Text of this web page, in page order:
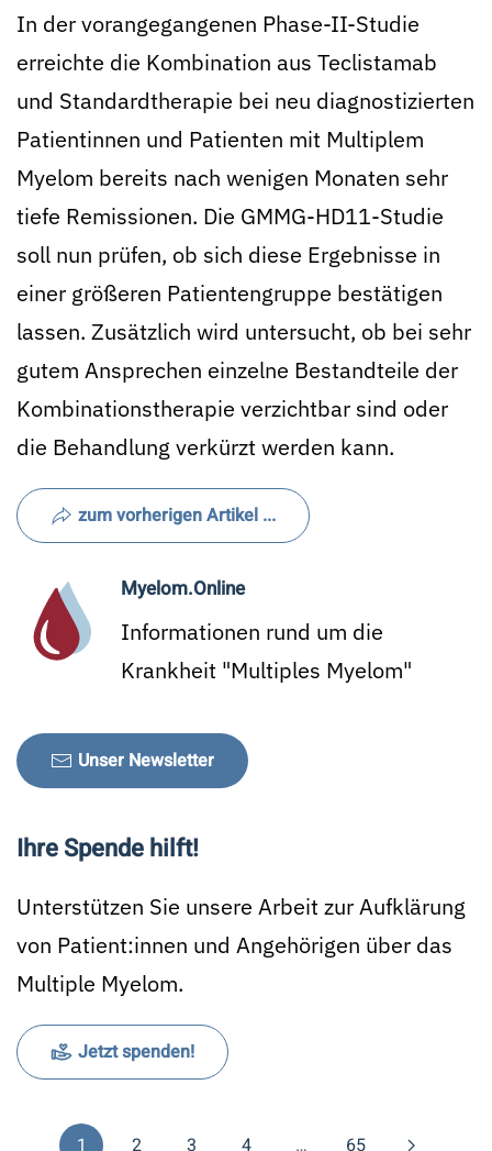
In der vorangegangenen Phase-II-Studie
erreichte die Kombination aus Teclistamab
und Standardtherapie bei neu diagnostizierten
Patientinnen und Patienten mit Multiplem
Myelom bereits nach wenigen Monaten sehr
tiefe Remissionen. Die GMMG-HD11-Studie
soll nun prüfen, ob sich diese Ergebnisse in
einer größeren Patientengruppe bestätigen
lassen. Zusätzlich wird untersucht, ob bei sehr
gutem Ansprechen einzelne Bestandteile der
Kombinationstherapie verzichtbar sind oder
die Behandlung verkürzt werden kann.
zum vorherigen Artikel ...
Myelom.Online
Informationen rund um die
Krankheit "Multiples Myelom"
Unser Newsletter
Ihre Spende hilft!
Unterstützen Sie unsere Arbeit zur Aufklärung
von Patient:innen und Angehörigen über das
Multiple Myelom.
Jetzt spenden!
1 2 3 4 … 65